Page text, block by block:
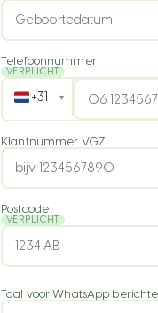
Telefoonnummer
VERPLICHT
+31 ▾
Duitsland
Frankrijk
Klantnummer VGZ
Postcode
VERPLICHT
Taal voor WhatsApp